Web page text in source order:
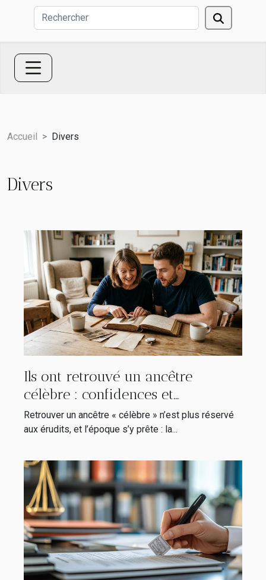
Accueil Divers
Divers
Ils ont retrouvé un ancêtre
célèbre : confidences et
révélations inattendues
Retrouver un ancêtre « célèbre » n’est plus réservé
aux érudits, et l’époque s’y prête : la...